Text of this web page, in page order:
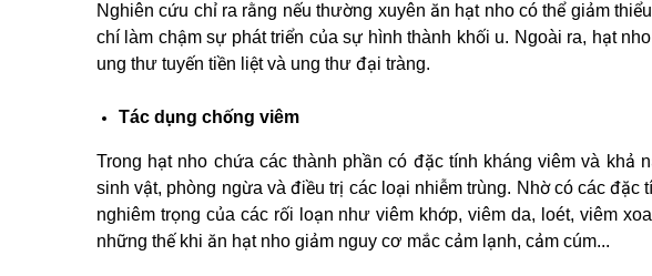
Nghiên cứu chỉ ra rằng nếu thường xuyên ăn hạt nho có thể giảm
chí làm chậm sự phát triển của sự hình thành khối u. Ngoài ra, hạt
ung thư tuyến tiền liệt và ung thư đại tràng.
Tác dụng chống viêm
Trong hạt nho chứa các thành phần có đặc tính kháng viêm và khả
sinh vật, phòng ngừa và điều trị các loại nhiễm trùng. Nhờ có các
nghiêm trọng của các rối loạn như viêm khớp, viêm da, loét, viêm
những thế khi ăn hạt nho giảm nguy cơ mắc cảm lạnh, cảm cúm...